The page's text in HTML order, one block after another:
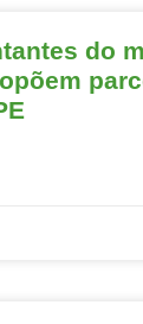
do